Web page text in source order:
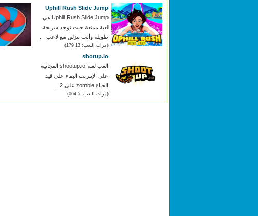
Uphill Rush Slide Jump
Uphill Rush Slide Jump هي
لعبة ممتعة حيث توجد شريحة
طويلة وأنت تنزلق مع لاعب ...
(مرات اللعب: 13 179)
shotup.io
العب لعبة shootup.io المجانية
على الإنترنت البقاء على قيد
الحياة zombie على 2...
(مرات اللعب: 5 064)